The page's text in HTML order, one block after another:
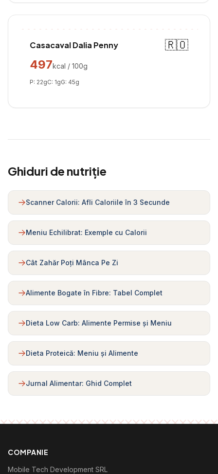
Casacaval Dalia Penny
🇷🇴
497kcal / 100g
P: 22gC: 1gG: 45g
Ghiduri de nutriție
Scanner Calorii: Afli Caloriile în 3 Secunde
Meniu Echilibrat: Exemple cu Calorii
Cât Zahăr Poți Mânca Pe Zi
Alimente Bogate în Fibre: Tabel Complet
Dieta Low Carb: Alimente Permise și Meniu
Dieta Proteică: Meniu și Alimente
Jurnal Alimentar: Ghid Complet
COMPANIE
Mobile Tech Development SRL